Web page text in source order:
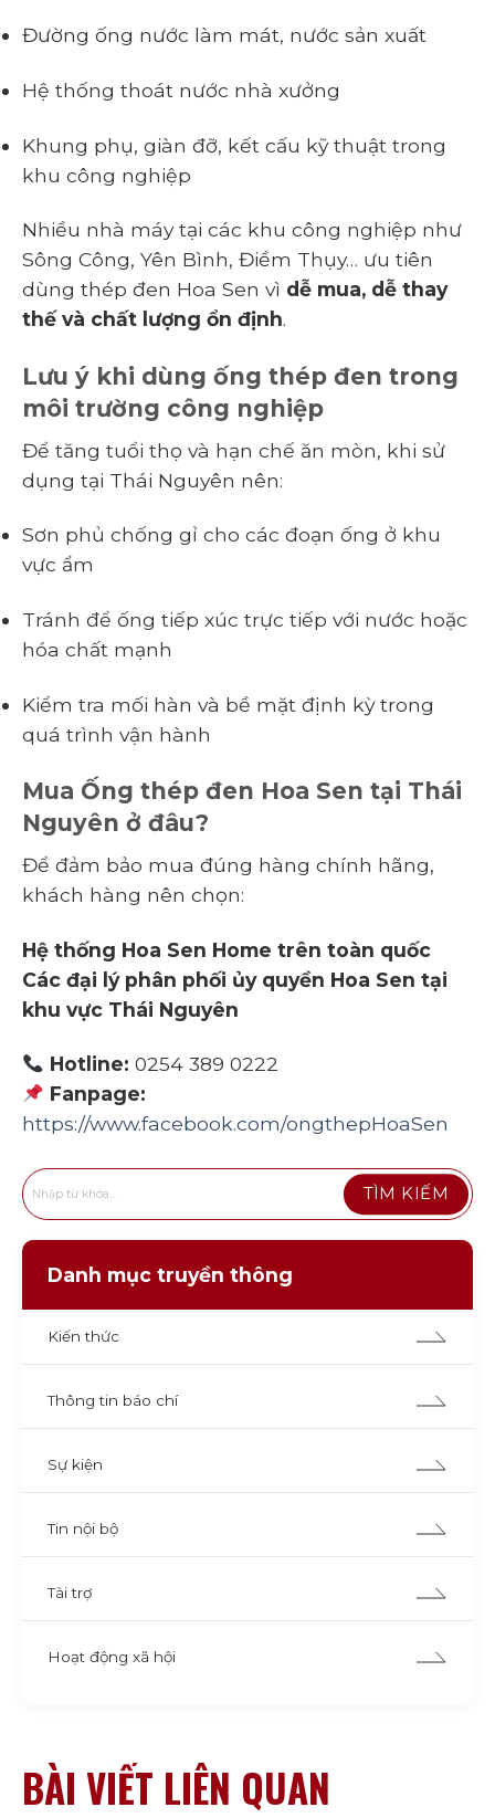
Đường ống nước làm mát, nước sản xuất
Hệ thống thoát nước nhà xưởng
Khung phụ, giàn đỡ, kết cấu kỹ thuật trong
khu công nghiệp
Nhiều nhà máy tại các khu công nghiệp như
Sông Công, Yên Bình, Điềm Thụy… ưu tiên
dùng thép đen Hoa Sen vì dễ mua, dễ thay
thế và chất lượng ổn định.
Lưu ý khi dùng ống thép đen trong
môi trường công nghiệp
Để tăng tuổi thọ và hạn chế ăn mòn, khi sử
dụng tại Thái Nguyên nên:
Sơn phủ chống gỉ cho các đoạn ống ở khu
vực ẩm
Tránh để ống tiếp xúc trực tiếp với nước hoặc
hóa chất mạnh
Kiểm tra mối hàn và bề mặt định kỳ trong
quá trình vận hành
Mua Ống thép đen Hoa Sen tại Thái
Nguyên ở đâu?
Để đảm bảo mua đúng hàng chính hãng,
khách hàng nên chọn:
Hệ thống Hoa Sen Home trên toàn quốc
Các đại lý phân phối ủy quyền Hoa Sen tại
khu vực Thái Nguyên
Hotline: 0254 389 0222
Fanpage:
https://www.facebook.com/ongthepHoaSen
Danh mục truyền thông
Kiến thức
Thông tin báo chí
Sự kiện
Tin nội bộ
Tài trợ
Hoạt động xã hội
BÀI VIẾT LIÊN QUAN